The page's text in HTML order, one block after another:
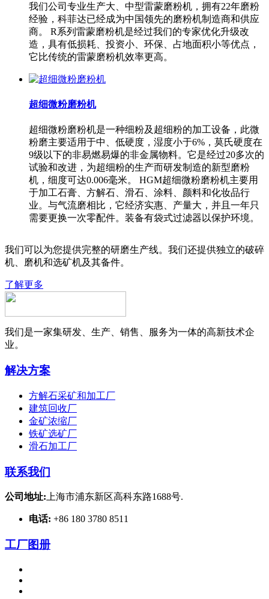
我们公司专业生产大、中型雷蒙磨粉机，拥有22年磨粉
经验，科菲达已经成为中国领先的磨粉机制造商和供应
商。 R系列雷蒙磨粉机是经过我们的专家优化升级改
造，具有低损耗、投资小、环保、占地面积小等优点，
它比传统的雷蒙磨粉机效率更高。
超细微粉磨粉机
超细微粉磨粉机是一种细粉及超细粉的加工设备，此微
粉磨主要适用于中、低硬度，湿度小于6%，莫氏硬度在
9级以下的非易燃易爆的非金属物料。它是经过20多次的
试验和改进，为超细粉的生产而研发制造的新型磨粉
机，细度可达0.006毫米。 HGM超细微粉磨粉机主要用
于加工石膏、方解石、滑石、涂料、颜料和化妆品行
业。与气流磨相比，它经济实惠、产量大，并且一年只
需要更换一次零配件。装备有袋式过滤器以保护环境。
我们可以为您提供完整的研磨生产线。我们还提供独立的破碎
机、磨机和选矿机及其备件。
了解更多
我们是一家集研发、生产、销售、服务为一体的高新技术企
业。
解决方案
方解石采矿和加工厂
建筑回收厂
金矿浓缩厂
铁矿选矿厂
滑石加工厂
联系我们
公司地址: 上海市浦东新区高科东路1688号.
电话: +86 180 3780 8511
工厂图册